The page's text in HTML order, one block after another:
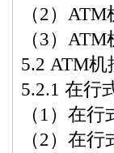
（2）
（3）
5.2 ATM
5.2.1 在行
（1）在
（2）在